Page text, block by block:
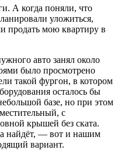
А когда поняли, что
уложиться,
продать мою квартиру в
авто занял около
было просмотрено
такой фургон, в котором
осталось бы
базе, но при этом
с
крышей без ската.
найдёт, — вот и нашим
вариант.